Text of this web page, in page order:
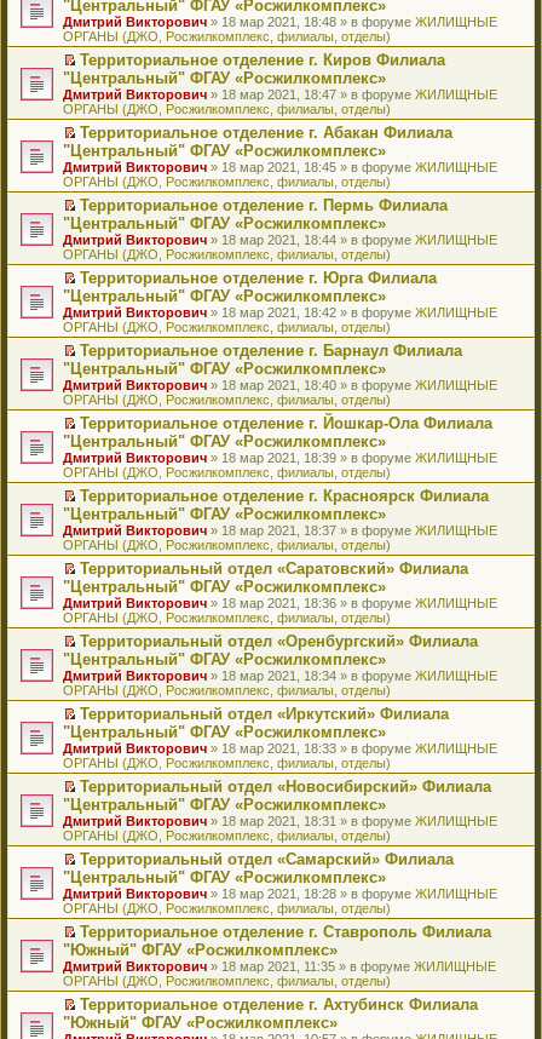
и
ю
щ
е
н
и
ю
у
с
о
о
б
щ
е
н
и
ю
н
н
о
м
с
о
о
б
щ
е
н
и
ю
и
т
а
н
н
о
м
у
с
о
о
б
щ
е
н
и
ю
е
п
р
о
ч
и
т
а
н
н
о
м
у
с
о
о
б
щ
е
н
и
ю
в
о
м
у
н
е
п
р
о
ч
и
т
а
н
н
о
м
у
с
о
о
б
щ
е
н
и
ю
и
к
п
е
р
в
о
м
у
н
е
п
р
о
ч
и
т
а
н
н
о
м
у
с
о
о
б
щ
е
н
и
ю
е
р
е
й
т
и
к
п
е
р
в
о
м
у
н
е
п
р
о
ч
и
т
а
н
н
о
м
у
с
о
о
б
щ
е
н
и
ю
"Центральный" ФГАУ «Росжилкомплекс»
Дмитрий Викторович » 18 мар 2021, 18:48 » в форуме ЖИЛИЩНЫЕ
ОРГАНЫ (ДЖО, Росжилкомплекс, филиалы, отделы)
П
е
р
е
й
т
и
к
п
е
р
в
о
м
у
н
е
п
р
о
ч
и
т
а
н
н
о
м
у
с
о
о
б
щ
е
н
и
ю
Территориальное отделение г. Киров Филиала
"Центральный" ФГАУ «Росжилкомплекс»
Дмитрий Викторович » 18 мар 2021, 18:47 » в форуме ЖИЛИЩНЫЕ
ОРГАНЫ (ДЖО, Росжилкомплекс, филиалы, отделы)
П
е
р
е
й
т
и
к
п
е
р
в
о
м
у
н
е
п
р
о
ч
и
т
а
н
н
о
м
у
с
о
о
б
щ
е
н
и
ю
Территориальное отделение г. Абакан Филиала
"Центральный" ФГАУ «Росжилкомплекс»
Дмитрий Викторович » 18 мар 2021, 18:45 » в форуме ЖИЛИЩНЫЕ
ОРГАНЫ (ДЖО, Росжилкомплекс, филиалы, отделы)
П
е
р
е
й
т
и
к
п
е
р
в
о
м
у
н
е
п
р
о
ч
и
т
а
н
н
о
м
у
с
о
о
б
щ
е
н
и
ю
Территориальное отделение г. Пермь Филиала
"Центральный" ФГАУ «Росжилкомплекс»
Дмитрий Викторович » 18 мар 2021, 18:44 » в форуме ЖИЛИЩНЫЕ
ОРГАНЫ (ДЖО, Росжилкомплекс, филиалы, отделы)
П
е
р
е
й
т
и
к
п
е
р
в
о
м
у
н
е
п
р
о
ч
и
т
а
н
н
о
м
у
с
о
о
б
щ
е
н
и
ю
Территориальное отделение г. Юрга Филиала
"Центральный" ФГАУ «Росжилкомплекс»
Дмитрий Викторович » 18 мар 2021, 18:42 » в форуме ЖИЛИЩНЫЕ
ОРГАНЫ (ДЖО, Росжилкомплекс, филиалы, отделы)
П
е
р
е
й
т
и
к
п
е
р
в
о
м
у
н
е
п
р
о
ч
и
т
а
н
н
о
м
у
с
о
о
б
щ
е
н
и
ю
Территориальное отделение г. Барнаул Филиала
"Центральный" ФГАУ «Росжилкомплекс»
Дмитрий Викторович » 18 мар 2021, 18:40 » в форуме ЖИЛИЩНЫЕ
ОРГАНЫ (ДЖО, Росжилкомплекс, филиалы, отделы)
П
е
р
е
й
т
и
к
п
е
р
в
о
м
у
н
е
п
р
о
ч
и
т
а
н
н
о
м
у
с
о
о
б
щ
е
н
и
ю
Территориальное отделение г. Йошкар-Ола Филиала
"Центральный" ФГАУ «Росжилкомплекс»
Дмитрий Викторович » 18 мар 2021, 18:39 » в форуме ЖИЛИЩНЫЕ
ОРГАНЫ (ДЖО, Росжилкомплекс, филиалы, отделы)
П
е
р
е
й
т
и
к
п
е
р
в
о
м
у
н
е
п
р
о
ч
и
т
а
н
н
о
м
у
с
о
о
б
щ
е
н
и
Территориальное отделение г. Красноярск Филиала
"Центральный" ФГАУ «Росжилкомплекс»
Дмитрий Викторович » 18 мар 2021, 18:37 » в форуме ЖИЛИЩНЫЕ
ОРГАНЫ (ДЖО, Росжилкомплекс, филиалы, отделы)
П
е
р
е
й
т
и
к
п
е
р
в
о
м
у
н
е
п
р
о
ч
и
т
а
н
н
о
м
у
с
о
о
Территориальный отдел «Саратовский» Филиала
"Центральный" ФГАУ «Росжилкомплекс»
Дмитрий Викторович » 18 мар 2021, 18:36 » в форуме ЖИЛИЩНЫЕ
ОРГАНЫ (ДЖО, Росжилкомплекс, филиалы, отделы)
П
е
р
е
й
т
и
к
п
е
р
в
о
м
у
н
е
п
р
о
ч
и
т
а
н
н
о
Территориальный отдел «Оренбургский» Филиала
"Центральный" ФГАУ «Росжилкомплекс»
Дмитрий Викторович » 18 мар 2021, 18:34 » в форуме ЖИЛИЩНЫЕ
ОРГАНЫ (ДЖО, Росжилкомплекс, филиалы, отделы)
П
е
р
е
й
т
и
к
п
е
р
в
о
м
у
н
е
п
р
о
ч
и
Территориальный отдел «Иркутский» Филиала
"Центральный" ФГАУ «Росжилкомплекс»
Дмитрий Викторович » 18 мар 2021, 18:33 » в форуме ЖИЛИЩНЫЕ
ОРГАНЫ (ДЖО, Росжилкомплекс, филиалы, отделы)
П
е
р
е
й
т
и
к
п
е
р
в
о
м
у
н
е
Территориальный отдел «Новосибирский» Филиала
"Центральный" ФГАУ «Росжилкомплекс»
Дмитрий Викторович » 18 мар 2021, 18:31 » в форуме ЖИЛИЩНЫЕ
ОРГАНЫ (ДЖО, Росжилкомплекс, филиалы, отделы)
П
е
р
е
й
т
и
к
п
е
р
в
Территориальный отдел «Самарский» Филиала
"Центральный" ФГАУ «Росжилкомплекс»
Дмитрий Викторович » 18 мар 2021, 18:28 » в форуме ЖИЛИЩНЫЕ
ОРГАНЫ (ДЖО, Росжилкомплекс, филиалы, отделы)
П
е
р
е
й
т
и
Территориальное отделение г. Ставрополь Филиала
"Южный" ФГАУ «Росжилкомплекс»
Дмитрий Викторович » 18 мар 2021, 11:35 » в форуме ЖИЛИЩНЫЕ
ОРГАНЫ (ДЖО, Росжилкомплекс, филиалы, отделы)
П
е
Территориальное отделение г. Ахтубинск Филиала
"Южный" ФГАУ «Росжилкомплекс»